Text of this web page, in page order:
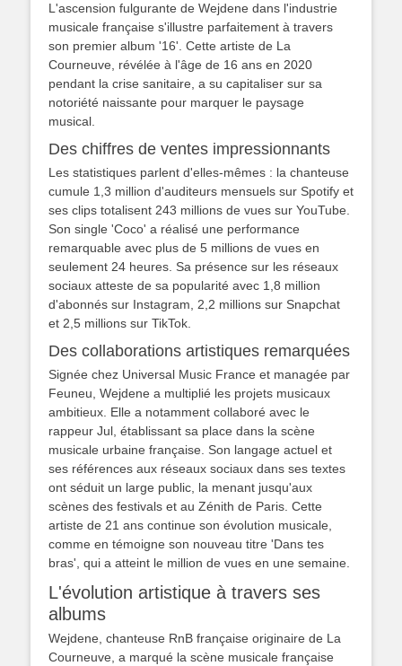
L'ascension fulgurante de Wejdene dans l'industrie
musicale française s'illustre parfaitement à travers
son premier album '16'. Cette artiste de La
Courneuve, révélée à l'âge de 16 ans en 2020
pendant la crise sanitaire, a su capitaliser sur sa
notoriété naissante pour marquer le paysage
musical.
Des chiffres de ventes impressionnants
Les statistiques parlent d'elles-mêmes : la chanteuse
cumule 1,3 million d'auditeurs mensuels sur Spotify et
ses clips totalisent 243 millions de vues sur YouTube.
Son single 'Coco' a réalisé une performance
remarquable avec plus de 5 millions de vues en
seulement 24 heures. Sa présence sur les réseaux
sociaux atteste de sa popularité avec 1,8 million
d'abonnés sur Instagram, 2,2 millions sur Snapchat
et 2,5 millions sur TikTok.
Des collaborations artistiques remarquées
Signée chez Universal Music France et managée par
Feuneu, Wejdene a multiplié les projets musicaux
ambitieux. Elle a notamment collaboré avec le
rappeur Jul, établissant sa place dans la scène
musicale urbaine française. Son langage actuel et
ses références aux réseaux sociaux dans ses textes
ont séduit un large public, la menant jusqu'aux
scènes des festivals et au Zénith de Paris. Cette
artiste de 21 ans continue son évolution musicale,
comme en témoigne son nouveau titre 'Dans tes
bras', qui a atteint le million de vues en une semaine.
L'évolution artistique à travers ses
albums
Wejdene, chanteuse RnB française originaire de La
Courneuve, a marqué la scène musicale française